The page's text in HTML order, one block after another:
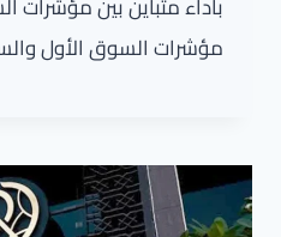
مؤشرات السوق الأول